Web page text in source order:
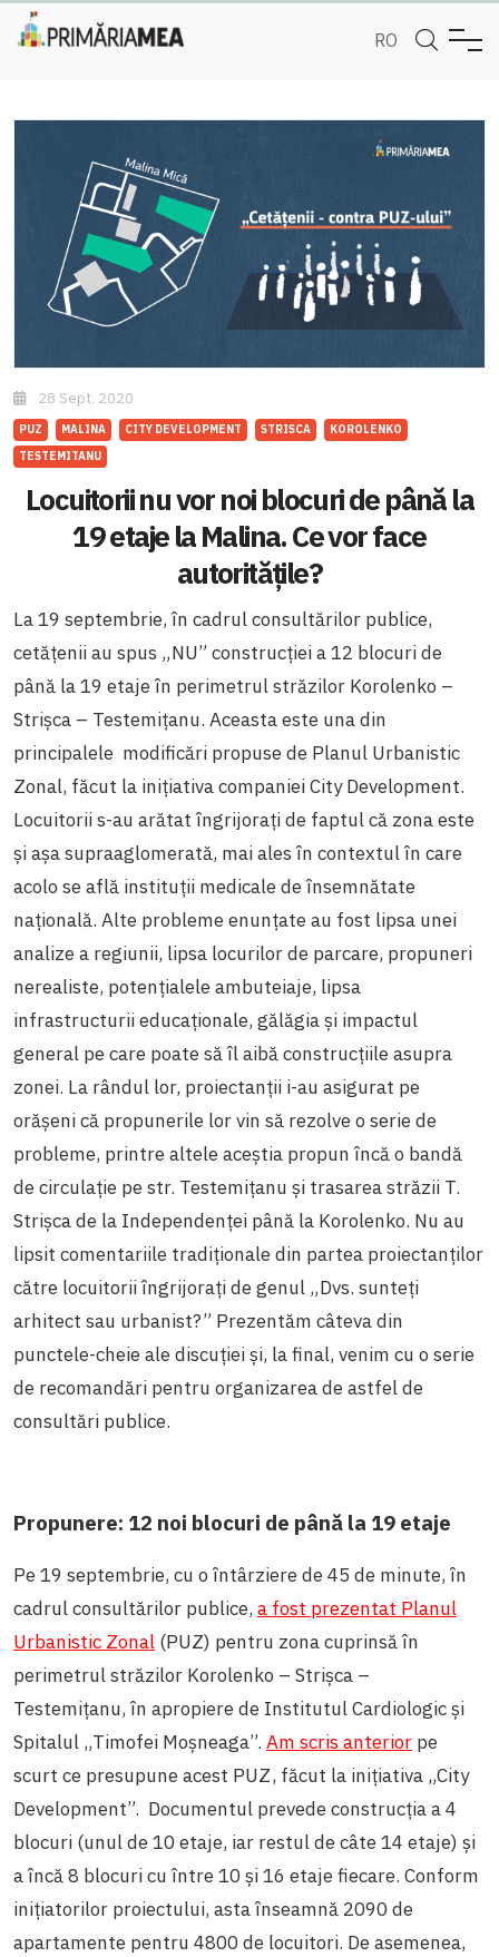
RO
28 Sept. 2020
PUZ MALINA CITY DEVELOPMENT STRISCA
KOROLENKO
TESTEMITANU
Locuitorii nu vor noi blocuri de până la
19 etaje la Malina. Ce vor face
autoritățile?
La 19 septembrie, în cadrul consultărilor publice,
cetățenii au spus „NU” construcției a 12 blocuri de
până la 19 etaje în perimetrul străzilor Korolenko –
Strișca – Testemițanu. Aceasta este una din
principalele modificări propuse de Planul Urbanistic
Zonal, făcut la inițiativa companiei City Development.
Locuitorii s-au arătat îngrijorați de faptul că zona este
și așa supraaglomerată, mai ales în contextul în care
acolo se află instituții medicale de însemnătate
națională. Alte probleme enunțate au fost lipsa unei
analize a regiunii, lipsa locurilor de parcare, propuneri
nerealiste, potențialele ambuteiaje, lipsa
infrastructurii educaționale, gălăgia și impactul
general pe care poate să îl aibă construcțiile asupra
zonei. La rândul lor, proiectanții i-au asigurat pe
orășeni că propunerile lor vin să rezolve o serie de
probleme, printre altele aceștia propun încă o bandă
de circulație pe str. Testemițanu și trasarea străzii T.
Strișca de la Independenței până la Korolenko. Nu au
lipsit comentariile tradiționale din partea proiectanților
către locuitorii îngrijorați de genul „Dvs. sunteți
arhitect sau urbanist?” Prezentăm câteva din
punctele-cheie ale discuției și, la final, venim cu o serie
de recomandări pentru organizarea de astfel de
consultări publice.
Propunere: 12 noi blocuri de până la 19 etaje
Pe 19 septembrie, cu o întârziere de 45 de minute, în
cadrul consultărilor publice, a fost prezentat Planul
Urbanistic Zonal (PUZ) pentru zona cuprinsă în
perimetrul străzilor Korolenko – Strișca –
Testemițanu, în apropiere de Institutul Cardiologic și
Spitalul „Timofei Moșneaga”. Am scris anterior pe
scurt ce presupune acest PUZ, făcut la inițiativa „City
Development”. Documentul prevede construcția a 4
blocuri (unul de 10 etaje, iar restul de câte 14 etaje) și
a încă 8 blocuri cu între 10 și 16 etaje fiecare. Conform
inițiatorilor proiectului, asta înseamnă 2090 de
apartamente pentru 4800 de locuitori. De asemenea,